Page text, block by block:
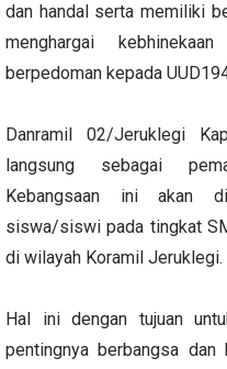
dan handal serta memiliki
menghargai
berpedoman kepada
Danramil 02/Jeruklegi
langsung sebagai
Kebangsaan ini akan
siswa/siswi pada tingkat
di wilayah Koramil Jeruklegi.
Hal ini dengan tujuan
pentingnya berbangsa dan